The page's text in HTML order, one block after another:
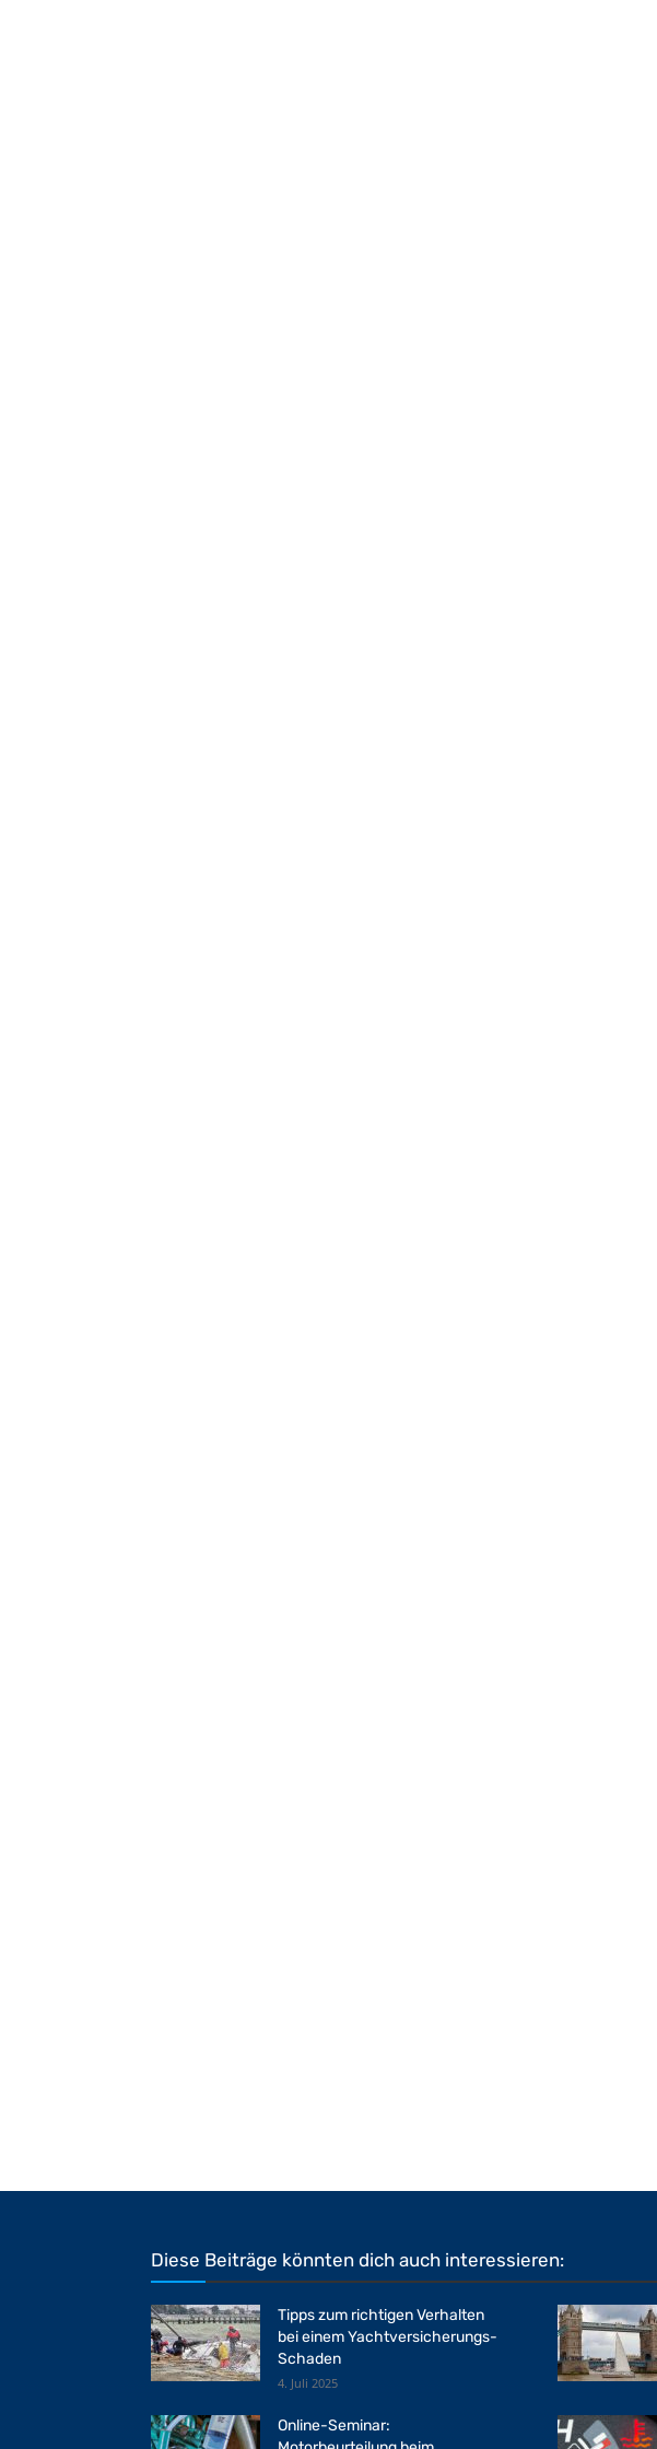
Diese Beiträge könnten dich auch interessieren:
Tipps zum richtigen Verhalten
bei einem Yachtversicherungs-
Schaden
4. Juli 2025
Online-Seminar: